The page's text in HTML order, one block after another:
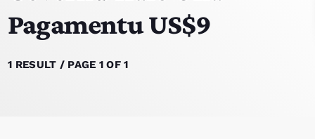
HOME
Pagamentu US$9
1 RESULT / PAGE 1 OF 1